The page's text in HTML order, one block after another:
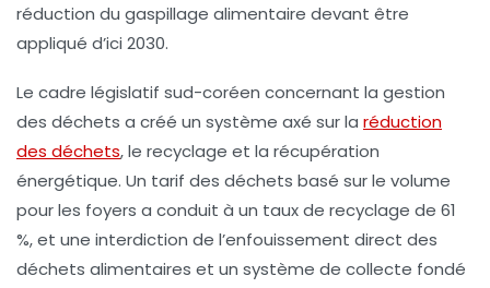
réduction du gaspillage alimentaire devant être
appliqué d’ici 2030.
Le cadre législatif sud-coréen concernant la gestion
des déchets a créé un système axé sur la réduction
des déchets, le recyclage et la récupération
énergétique. Un tarif des déchets basé sur le volume
pour les foyers a conduit à un taux de recyclage de 61
%, et une interdiction de l’enfouissement direct des
déchets alimentaires et un système de collecte fondé